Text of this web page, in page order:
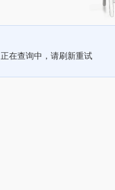
正在查询中，请刷新重试